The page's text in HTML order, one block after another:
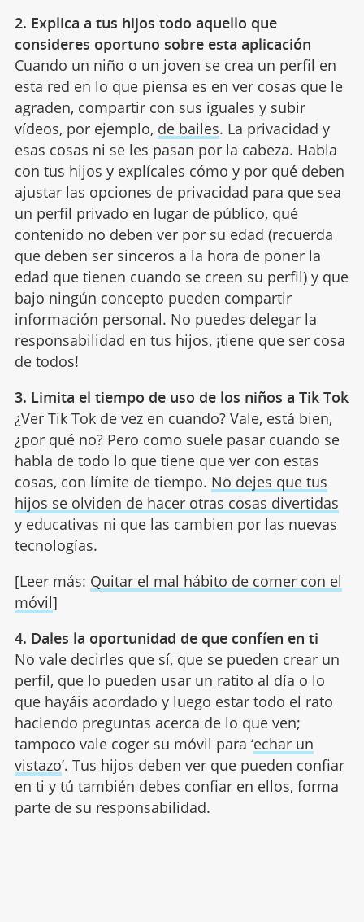
2. Explica a tus hijos todo aquello que
consideres oportuno sobre esta aplicación
Cuando un niño o un joven se crea un perfil en
esta red en lo que piensa es en ver cosas que le
agraden, compartir con sus iguales y subir
vídeos, por ejemplo, de bailes. La privacidad y
esas cosas ni se les pasan por la cabeza. Habla
con tus hijos y explícales cómo y por qué deben
ajustar las opciones de privacidad para que sea
un perfil privado en lugar de público, qué
contenido no deben ver por su edad (recuerda
que deben ser sinceros a la hora de poner la
edad que tienen cuando se creen su perfil) y que
bajo ningún concepto pueden compartir
información personal. No puedes delegar la
responsabilidad en tus hijos, ¡tiene que ser cosa
de todos!
3. Limita el tiempo de uso de los niños a Tik Tok
¿Ver Tik Tok de vez en cuando? Vale, está bien,
¿por qué no? Pero como suele pasar cuando se
habla de todo lo que tiene que ver con estas
cosas, con límite de tiempo. No dejes que tus
hijos se olviden de hacer otras cosas divertidas
y educativas ni que las cambien por las nuevas
tecnologías.
[Leer más: Quitar el mal hábito de comer con el
móvil]
4. Dales la oportunidad de que confíen en ti
No vale decirles que sí, que se pueden crear un
perfil, que lo pueden usar un ratito al día o lo
que hayáis acordado y luego estar todo el rato
haciendo preguntas acerca de lo que ven;
tampoco vale coger su móvil para ‘echar un
vistazo’. Tus hijos deben ver que pueden confiar
en ti y tú también debes confiar en ellos, forma
parte de su responsabilidad.